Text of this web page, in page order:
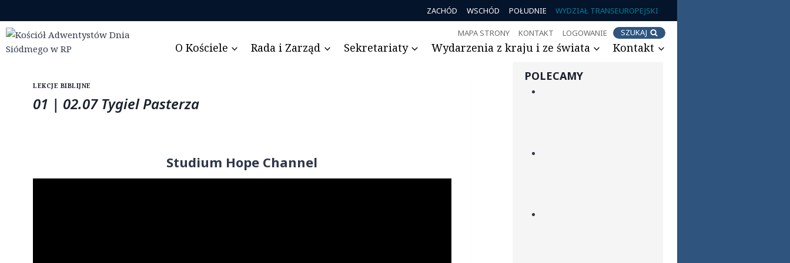
do
treści
ZACHÓD WSCHÓD POŁUDNIE WYDZIAŁ TRANSEUROPEJSKI
MAPA STRONY KONTAKT LOGOWANIE SZUKAJ
O Kościele Rada i Zarząd Sekretariaty Wydarzenia z kraju i ze świata Kontakt
LEKCJE BIBLIJNE
01 | 02.07 Tygiel Pasterza
Studium Hope Channel
POLECAMY